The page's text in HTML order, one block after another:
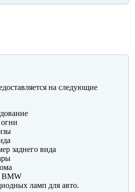
на следующие
заднего вида
BMW
ламп для авто.